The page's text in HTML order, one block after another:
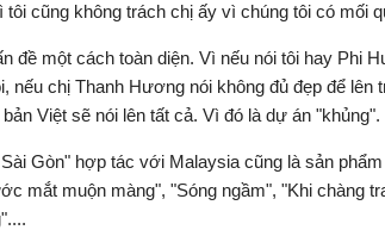
cũng không trách chị ấy vì chúng tôi có mối
đề một cách toàn diện. Vì nếu nói tôi hay Phi
nếu chị Thanh Hương nói không đủ đẹp để lên
Việt sẽ nói lên tất cả. Vì đó là dự án "khủng".
Gòn" hợp tác với Malaysia cũng là sản
mắt muộn màng", "Sóng ngầm", "Khi chàng